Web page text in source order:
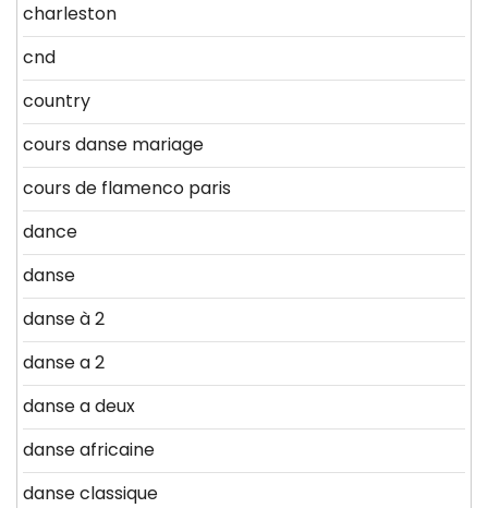
charleston
cnd
country
cours danse mariage
cours de flamenco paris
dance
danse
danse à 2
danse a 2
danse a deux
danse africaine
danse classique